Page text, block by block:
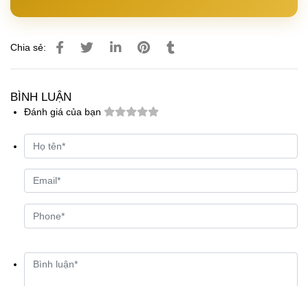
Chia sẻ:
BÌNH LUẬN
Đánh giá của bạn